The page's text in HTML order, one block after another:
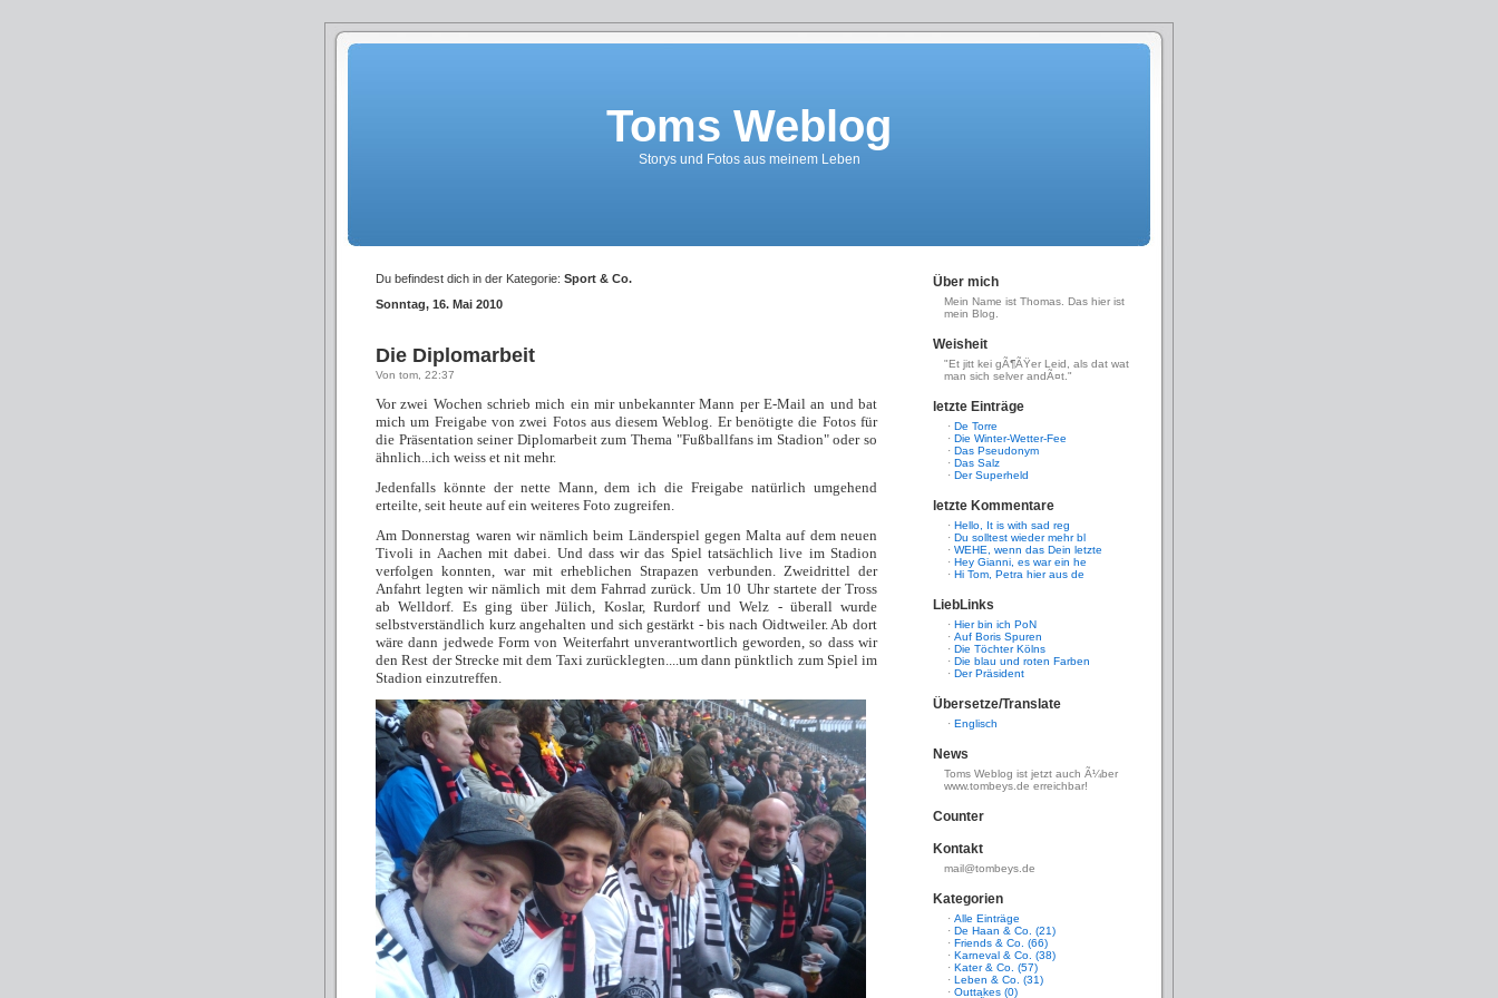
Toms Weblog
Storys und Fotos aus meinem Leben
Du befindest dich in der Kategorie: Sport & Co.
Sonntag, 16. Mai 2010
Die Diplomarbeit
Von tom, 22:37
Vor zwei Wochen schrieb mich ein mir unbekannter Mann per E-Mail an und bat
mich um Freigabe von zwei Fotos aus diesem Weblog. Er benötigte die Fotos für
die Präsentation seiner Diplomarbeit zum Thema "Fußballfans im Stadion" oder so
ähnlich...ich weiss et nit mehr.
Jedenfalls könnte der nette Mann, dem ich die Freigabe natürlich umgehend
erteilte, seit heute auf ein weiteres Foto zugreifen.
Am Donnerstag waren wir nämlich beim Länderspiel gegen Malta auf dem neuen
Tivoli in Aachen mit dabei. Und dass wir das Spiel tatsächlich live im Stadion
verfolgen konnten, war mit erheblichen Strapazen verbunden. Zweidrittel der
Anfahrt legten wir nämlich mit dem Fahrrad zurück. Um 10 Uhr startete der Tross
ab Welldorf. Es ging über Jülich, Koslar, Rurdorf und Welz - überall wurde
selbstverständlich kurz angehalten und sich gestärkt - bis nach Oidtweiler. Ab dort
wäre dann jedwede Form von Weiterfahrt unverantwortlich geworden, so dass wir
den Rest der Strecke mit dem Taxi zurücklegten....um dann pünktlich zum Spiel im
Stadion einzutreffen.
Über mich
Mein Name ist Thomas. Das hier ist
mein Blog.
Weisheit
"Et jitt kei gÃ¶ÃŸer Leid, als dat wat
man sich selver andÃ¤t."
letzte Einträge
· De Torre
· Die Winter-Wetter-Fee
· Das Pseudonym
· Das Salz
· Der Superheld
letzte Kommentare
· Hello, It is with sad reg
· Du solltest wieder mehr bl
· WEHE, wenn das Dein letzte
· Hey Gianni, es war ein he
· Hi Tom, Petra hier aus de
LiebLinks
· Hier bin ich PoN
· Auf Boris Spuren
· Die Töchter Kölns
· Die blau und roten Farben
· Der Präsident
Übersetze/Translate
· Englisch
News
Toms Weblog ist jetzt auch Ã¼ber
www.tombeys.de erreichbar!
Counter
Kontakt
mail@tombeys.de
Kategorien
· Alle Einträge
· De Haan & Co. (21)
· Friends & Co. (66)
· Karneval & Co. (38)
· Kater & Co. (57)
· Leben & Co. (31)
· Outtakes (0)